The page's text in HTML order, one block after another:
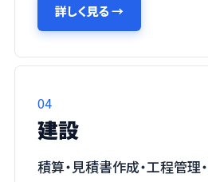
詳しく見る→
04
建設
積算・見積書作成・工程管理